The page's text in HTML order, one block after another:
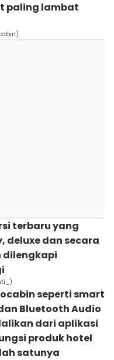
paling lambat
terbaru yang
deluxe dan secara
dilengkapi
seperti smart
Bluetooth Audio
dari aplikasi
produk hotel
satunya